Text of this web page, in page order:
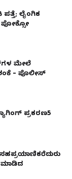
ಪತ್ತೆ; ಲೈಂಗಿಕ
ಪೋಕ್ಸೋ
ಮೇಲೆ
– ಪೊಲೀಸ್
ಪ್ರಕರಣ5
ಮಾಡಿದ